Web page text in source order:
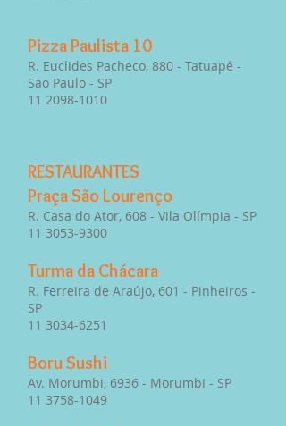
Pizza Paulista 10
R. Euclides Pacheco, 880 - Tatuapé -
São Paulo - SP
11 2098-1010
RESTAURANTES
Praça São Lourenço
R. Casa do Ator, 608 - Vila Olímpia - SP
11 3053-9300
Turma da Chácara
R. Ferreira de Araújo, 601 - Pinheiros -
SP
11 3034-6251
Boru Sushi
Av. Morumbi, 6936 - Morumbi - SP
11 3758-1049